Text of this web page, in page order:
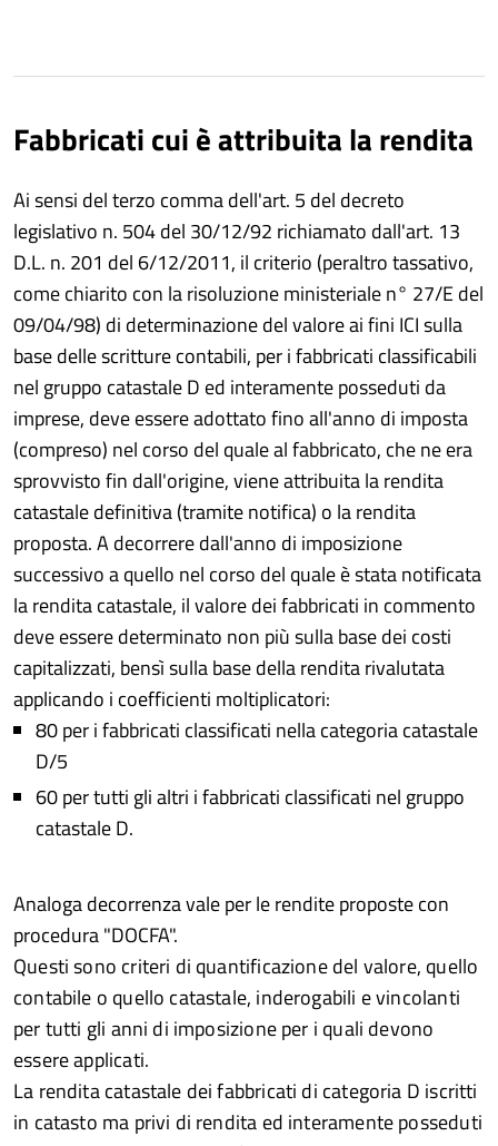
Fabbricati cui è attribuita la rendita
Ai sensi del terzo comma dell'art. 5 del decreto
legislativo n. 504 del 30/12/92 richiamato dall'art. 13
D.L. n. 201 del 6/12/2011, il criterio (peraltro tassativo,
come chiarito con la risoluzione ministeriale n° 27/E del
09/04/98) di determinazione del valore ai fini ICI sulla
base delle scritture contabili, per i fabbricati classificabili
nel gruppo catastale D ed interamente posseduti da
imprese, deve essere adottato fino all'anno di imposta
(compreso) nel corso del quale al fabbricato, che ne era
sprovvisto fin dall'origine, viene attribuita la rendita
catastale definitiva (tramite notifica) o la rendita
proposta. A decorrere dall'anno di imposizione
successivo a quello nel corso del quale è stata notificata
la rendita catastale, il valore dei fabbricati in commento
deve essere determinato non più sulla base dei costi
capitalizzati, bensì sulla base della rendita rivalutata
applicando i coefficienti moltiplicatori:
80 per i fabbricati classificati nella categoria catastale
D/5
60 per tutti gli altri i fabbricati classificati nel gruppo
catastale D.
Analoga decorrenza vale per le rendite proposte con
procedura "DOCFA".
Questi sono criteri di quantificazione del valore, quello
contabile o quello catastale, inderogabili e vincolanti
per tutti gli anni di imposizione per i quali devono
essere applicati.
La rendita catastale dei fabbricati di categoria D iscritti
in catasto ma privi di rendita ed interamente posseduti